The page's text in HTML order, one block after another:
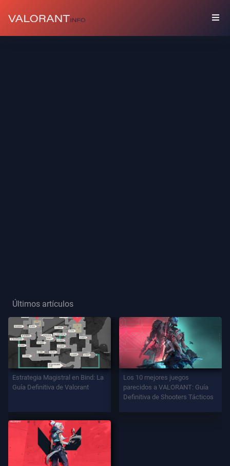
JUEGO
Agentes
Armas
De
Últimos artículos
Estrategia Magistral en Bind: La
Guía Definitiva de Valorant
Los 10 mejores juegos
parecidos a VALORANT: Guía
Definitiva de Shooters Tácticos